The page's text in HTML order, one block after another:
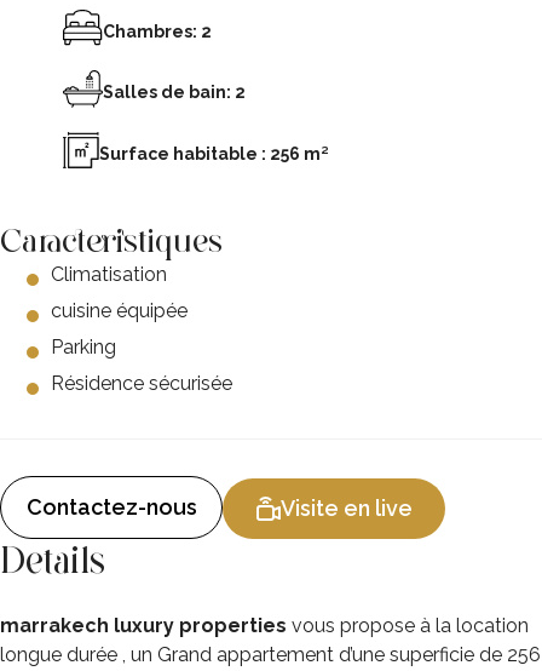
Chambres: 2
Salles de bain: 2
Surface habitable : 256 m²
Caracteristiques
Climatisation
cuisine équipée
Parking
Résidence sécurisée
Contactez-nous Visite en live
Details
marrakech luxury properties vous propose à la location
longue durée , un Grand appartement d’une superficie de 256